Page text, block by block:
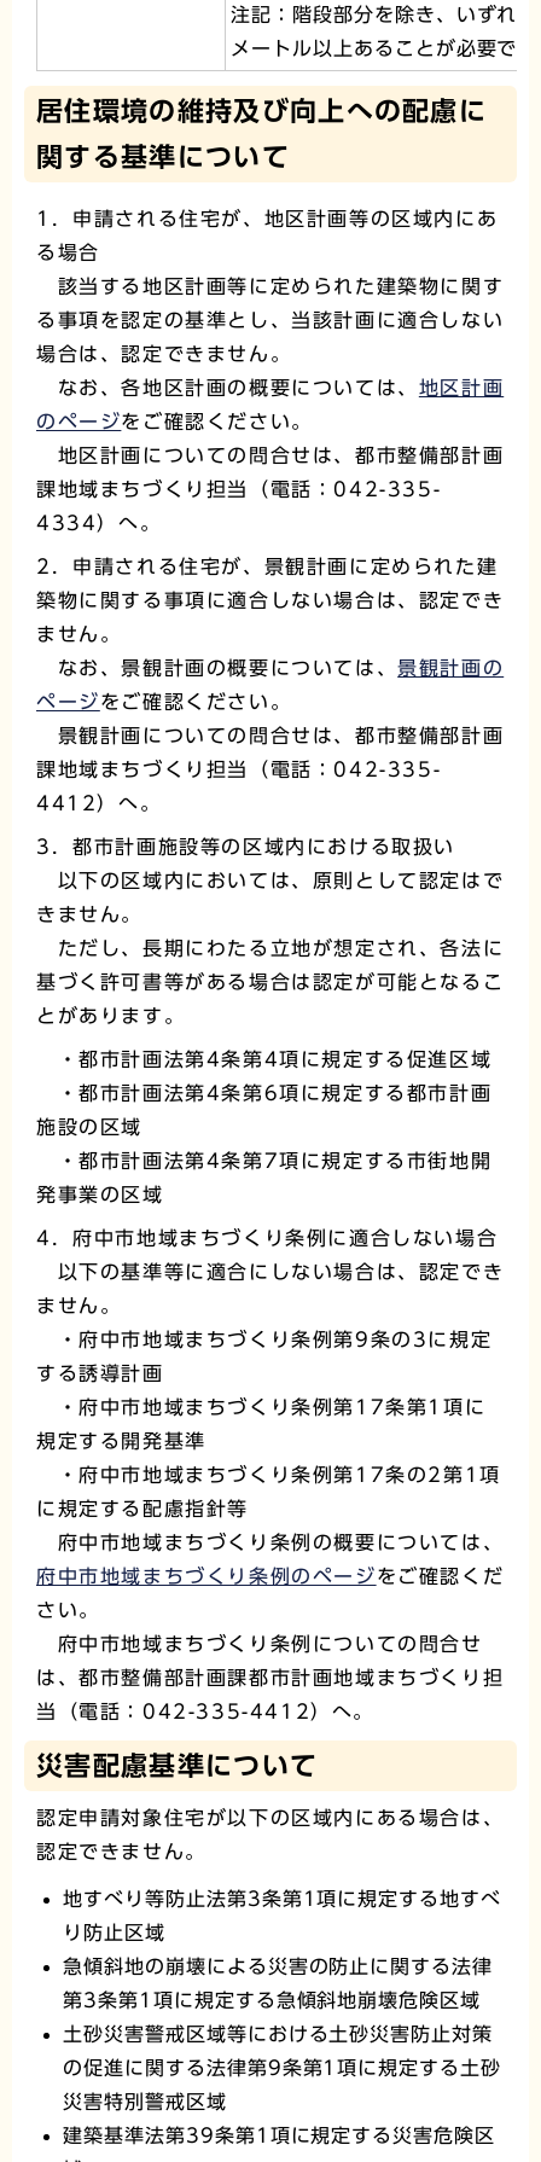
注記：階段部分を除き、いずれ
メートル以上あることが必要で
居住環境の維持及び向上への配慮に
関する基準について
1．申請される住宅が、地区計画等の区域内にあ
る場合
該当する地区計画等に定められた建築物に関す
る事項を認定の基準とし、当該計画に適合しない
場合は、認定できません。
なお、各地区計画の概要については、 地区計画
のページをご確認ください。
地区計画についての問合せは、都市整備部計画
課地域まちづくり担当（電話：042-335-
4334）へ。
2．申請される住宅が、景観計画に定められた建
築物に関する事項に適合しない場合は、認定でき
ません。
なお、景観計画の概要については、景観計画の
ページをご確認ください。
景観計画についての問合せは、都市整備部計画
課地域まちづくり担当（電話：042-335-
4412）へ。
3．都市計画施設等の区域内における取扱い
以下の区域内においては、原則として認定はで
きません。
ただし、長期にわたる立地が想定され、各法に
基づく許可書等がある場合は認定が可能となるこ
とがあります。
・都市計画法第4条第4項に規定する促進区域
・都市計画法第4条第6項に規定する都市計画
施設の区域
・都市計画法第4条第7項に規定する市街地開
発事業の区域
4．府中市地域まちづくり条例に適合しない場合
以下の基準等に適合にしない場合は、認定でき
ません。
・府中市地域まちづくり条例第9条の3に規定
する誘導計画
・府中市地域まちづくり条例第17条第1項に
規定する開発基準
・府中市地域まちづくり条例第17条の2第1項
に規定する配慮指針等
府中市地域まちづくり条例の概要については、
府中市地域まちづくり条例のページをご確認くだ
さい。
府中市地域まちづくり条例についての問合せ
は、都市整備部計画課都市計画地域まちづくり担
当（電話：042-335-4412）へ。
災害配慮基準について
認定申請対象住宅が以下の区域内にある場合は、
認定できません。
地すべり等防止法第3条第1項に規定する地すべ
り防止区域
急傾斜地の崩壊による災害の防止に関する法律
第3条第1項に規定する急傾斜地崩壊危険区域
土砂災害警戒区域等における土砂災害防止対策
の促進に関する法律第9条第1項に規定する土砂
災害特別警戒区域
建築基準法第39条第1項に規定する災害危険区